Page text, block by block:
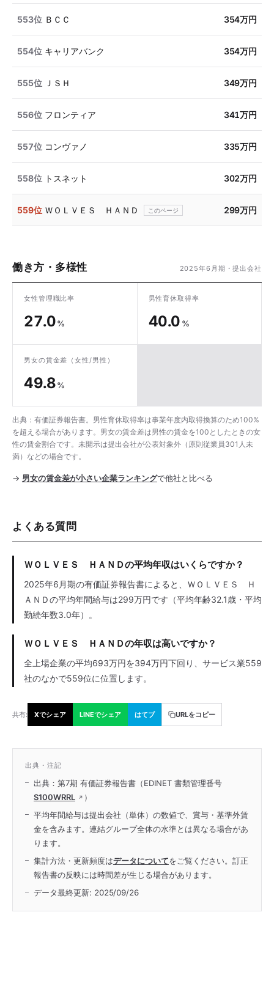
553位 ＢＣＣ 354万円
554位 キャリアバンク 354万円
555位 ＪＳＨ 349万円
556位 フロンティア 341万円
557位 コンヴァノ 335万円
558位 トスネット 302万円
559位 ＷＯＬＶＥＳ ＨＡＮＤ 299万円
働き方・多様性 2025年6月期・提出会社
女性管理職比率
27.0%
男性育休取得率
40.0 %
男女の賃金差 （女性/男性）
49.8%
出典：有価証券報告書。男性育休取得率は事業年度内取得換算のため100%
を超える場合があります。男女の賃金差は男性の賃金を100としたときの女
性の賃金割合です。未開示は提出会社が公表対象外（原則従業員301人未
満）などの場合です。
→ 男女の賃金差が小さい企業ランキングで他社と比べる
よくある質問
ＷＯＬＶＥＳ ＨＡＮＤの平均年収はいくらですか？
2025年6月期の有価証券報告書によると、ＷＯＬＶＥＳ Ｈ
ＡＮＤの平均年間給与は299万円です（平均年齢32.1歳・平均
勤続年数3.0年）。
ＷＯＬＶＥＳ ＨＡＮＤの年収は高いですか？
全上場企業の平均693万円を394万円下回り、サービス業559
社のなかで559位に位置します。
共有: Xでシェア LINEでシェア はてブ URLをコピー
出典・注記
出典：第7期 有価証券報告書（EDINET 書類管理番号
S100WRRL
）
平均年間給与は提出会社（単体）の数値で、賞与・基準外賃
金を含みます。連結グループ全体の水準とは異なる場合があ
ります。
集計方法・更新頻度はデータについてをご覧ください。訂正
報告書の反映には時間差が生じる場合があります。
データ最終更新: 2025/09/26